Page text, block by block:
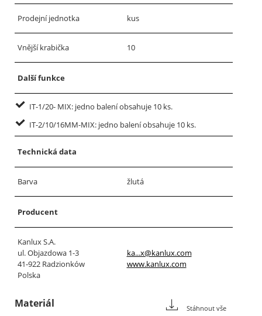
Prodejní jednotka kus
Vnější krabička 10
Další funkce
IT-1/20- MIX: jedno balení obsahuje 10 ks.
IT-2/10/16MM-MIX: jedno balení obsahuje 10 ks.
Technická data
Barva žlutá
Producent
Kanlux S.A.
ul. Objazdowa 1-3
41-922 Radzionków
Polska
ka...x@kanlux.com
www.kanlux.com
Materiál Stáhnout vše